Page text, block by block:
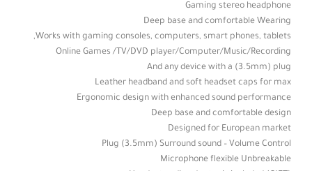
Gaming stereo headphone
Deep base and comfortable Wearing
Works with gaming consoles, computers, smart phones, tablets,
Online Games /TV/DVD player/Computer/Music/Recording
And any device with a (3.5mm) plug
Leather headband and soft headset caps for max
Ergonomic design with enhanced sound performance
Deep base and comfortable design
Designed for European market
Plug (3.5mm) Surround sound – Volume Control
Microphone flexible Unbreakable